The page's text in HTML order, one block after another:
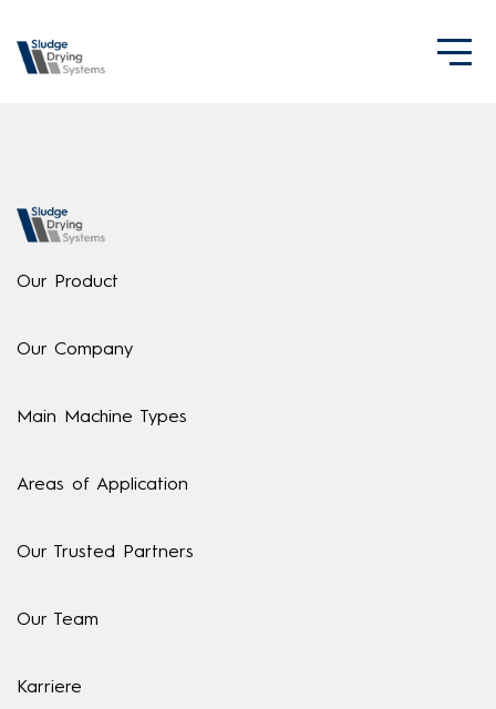
Our Product
Our Company
Main Machine Types
Areas of Application
Our Trusted Partners
Our Team
Karriere